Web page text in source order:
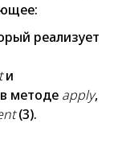
реализует
и
методе apply,
(3).